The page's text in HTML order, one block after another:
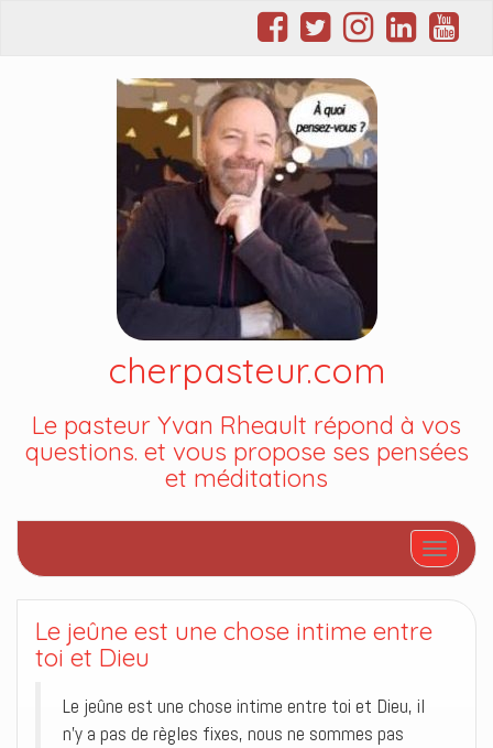
cherpasteur.com
Le pasteur Yvan Rheault répond à vos
questions. et vous propose ses pensées
et méditations
Afficher/
Le jeûne est une chose intime entre
toi et Dieu
Le jeûne est une chose intime entre toi et Dieu, il
n’y a pas de règles fixes, nous ne sommes pas